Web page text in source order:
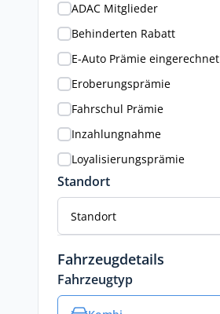
ADAC Mitglieder
Behinderten Rabatt
E-Auto Prämie eingerechnet
Eroberungsprämie
Fahrschul Prämie
Inzahlungnahme
Loyalisierungsprämie
Standort
Standort
Fahrzeugdetails
Fahrzeugtyp